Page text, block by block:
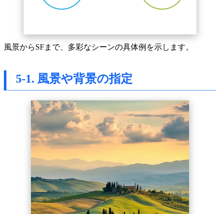
風景からSFまで、多彩なシーンの具体例を示します。
5-1. 風景や背景の指定